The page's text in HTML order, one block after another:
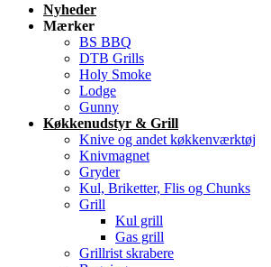
Nyheder
Mærker
BS BBQ
DTB Grills
Holy Smoke
Lodge
Gunny
Køkkenudstyr & Grill
Knive og andet køkkenværktøj
Knivmagnet
Gryder
Kul, Briketter, Flis og Chunks
Grill
Kul grill
Gas grill
Grillrist skrabere